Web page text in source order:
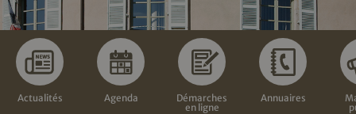
Actualités Agenda
Démarches
en ligne
Annuaires